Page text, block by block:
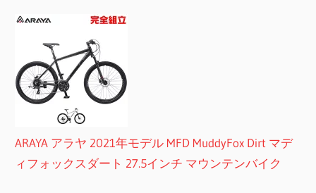
ARAYA アラヤ 2021年モデル MFD MuddyFox Dirt マデ
ィフォックスダート 27.5インチ マウンテンバイク